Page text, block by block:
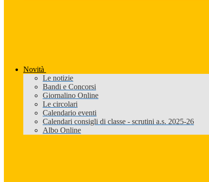
Novità
Le notizie
Bandi e Concorsi
Giornalino Online
Le circolari
Calendario eventi
Calendari consigli di classe - scrutini a.s. 2025-26
Albo Online